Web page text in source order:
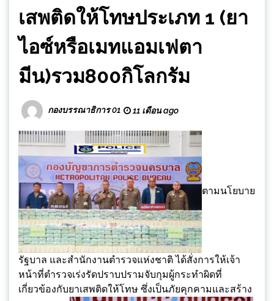
เสพติดให้โทษประเภท 1 (ยา
ไอซ์หรือเมทแอมเฟตา
มีน)รวม800กิโลกรัม
กองบรรณาธิการ 01 11 เดือน ago
ตามนโยบาย
รัฐบาล และสำนักงานตำรวจแห่งชาติ ได้สั่งการให้เจ้า
หน้าที่ตำรวจเร่งรัดปราบปรามจับกุมผู้กระทำผิดที่
เกี่ยวข้องกับยาเสพติดให้โทษ ซึ่งเป็นภัยคุกคามและสร้าง